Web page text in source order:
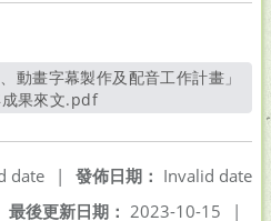
果來文.pdf另開新視窗
發佈日期： Invalid date
date
|
最後更新日期： 2023-10-15 |